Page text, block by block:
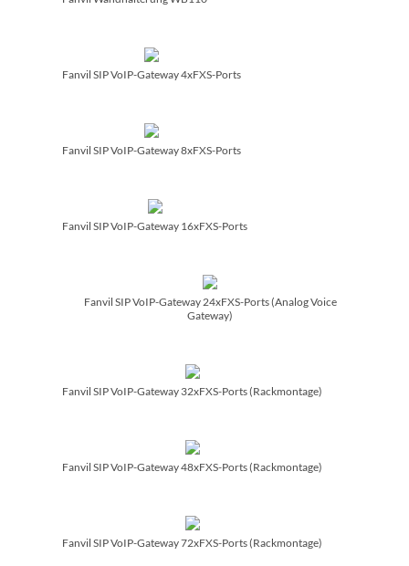
Fanvil SIP VoIP-Gateway 4xFXS-Ports
Fanvil SIP VoIP-Gateway 8xFXS-Ports
Fanvil SIP VoIP-Gateway 16xFXS-Ports
Fanvil SIP VoIP-Gateway 24xFXS-Ports (Analog Voice
Gateway)
Fanvil SIP VoIP-Gateway 32xFXS-Ports (Rackmontage)
Fanvil SIP VoIP-Gateway 48xFXS-Ports (Rackmontage)
Fanvil SIP VoIP-Gateway 72xFXS-Ports (Rackmontage)